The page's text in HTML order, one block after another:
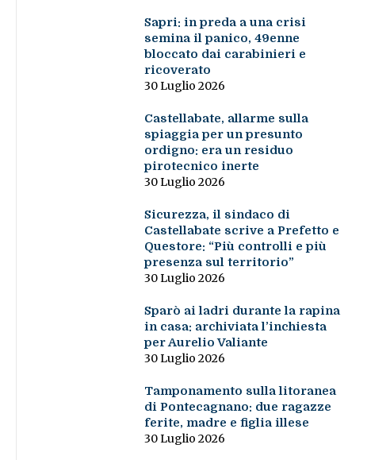
Sapri: in preda a una crisi
semina il panico, 49enne
bloccato dai carabinieri e
ricoverato
30 Luglio 2026
Castellabate, allarme sulla
spiaggia per un presunto
ordigno: era un residuo
pirotecnico inerte
30 Luglio 2026
Sicurezza, il sindaco di
Castellabate scrive a Prefetto e
Questore: “Più controlli e più
presenza sul territorio”
30 Luglio 2026
Sparò ai ladri durante la rapina
in casa: archiviata l’inchiesta
per Aurelio Valiante
30 Luglio 2026
Tamponamento sulla litoranea
di Pontecagnano: due ragazze
ferite, madre e figlia illese
30 Luglio 2026